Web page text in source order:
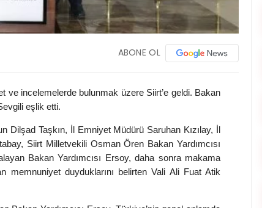
ABONE OL
ve incelemelerde bulunmak üzere Siirt’e geldi. Bakan
eşlik etti.
Taşkın, İl Emniyet Müdürü Saruhan Kızılay, İl
Siirt Milletvekili Osman Ören Bakan Yardımcısı
Bakan Yardımcısı Ersoy, daha sonra makama
memnuniyet duyduklarını belirten Vali Ali Fuat Atik